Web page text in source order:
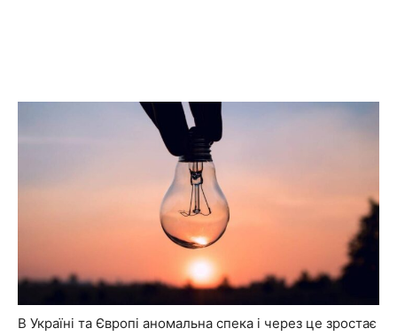
В Україні та Європі аномальна спека і через це зростає